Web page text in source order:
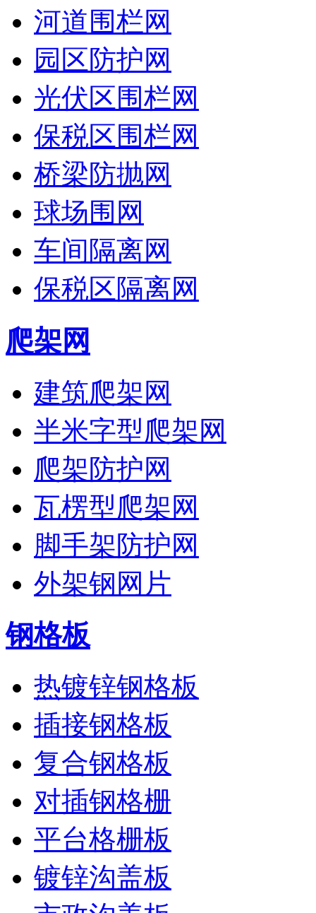
河道围栏网
园区防护网
光伏区围栏网
保税区围栏网
桥梁防抛网
球场围网
车间隔离网
保税区隔离网
爬架网
建筑爬架网
半米字型爬架网
爬架防护网
瓦楞型爬架网
脚手架防护网
外架钢网片
钢格板
热镀锌钢格板
插接钢格板
复合钢格板
对插钢格栅
平台格栅板
镀锌沟盖板